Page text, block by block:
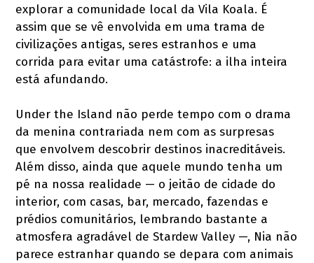
explorar a comunidade local da Vila Koala. É
assim que se vê envolvida em uma trama de
civilizações antigas, seres estranhos e uma
corrida para evitar uma catástrofe: a ilha inteira
está afundando.
Under the Island não perde tempo com o drama
da menina contrariada nem com as surpresas
que envolvem descobrir destinos inacreditáveis.
Além disso, ainda que aquele mundo tenha um
pé na nossa realidade — o jeitão de cidade do
interior, com casas, bar, mercado, fazendas e
prédios comunitários, lembrando bastante a
atmosfera agradável de Stardew Valley —, Nia não
parece estranhar quando se depara com animais